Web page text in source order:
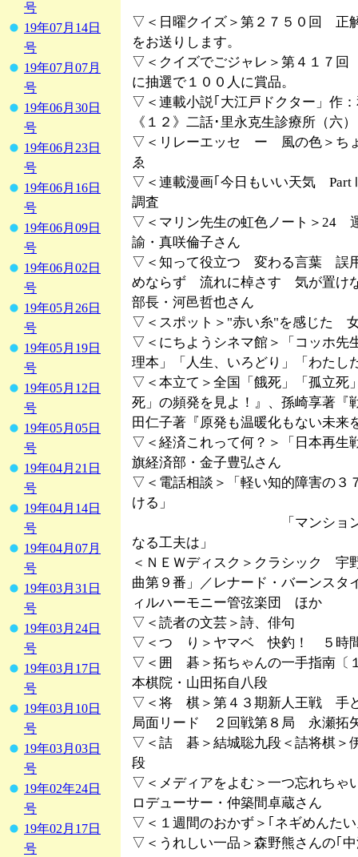
号
19年07月14日
号
19年07月07月
号
19年06月30日
号
19年06月23日
号
19年06月16日
号
19年06月09日
号
19年06月02日
号
19年05月26日
号
19年05月19日
号
19年05月12日
号
19年05月05日
号
19年04月21日
号
19年04月14日
号
19年04月07月
号
19年03月31日
号
19年03月24日
号
19年03月17日
号
19年03月10日
号
19年03月03日
号
19年02年24日
号
19年02月17日
号
▽＜日曜クイズ＞第２７５０回 正
をお送りします。
▽＜クイズでごジャレ＞第４１７
に抽選で１００人に賞品。
▽＜連載小説｢大江戸ドクター」作
《１２》二話･里永克生診療所（六）
▽＜リレーエッセ ー 風の色＞ち
ゑ
▽＜連載漫画｢今日もいい天気
調査
▽＜マリン先生の虹色ノート＞24
諭・真咲倫子さん
▽＜知って役立つ 変わる言葉 誤
めならず 流れに棹さす 気が置け
部長・河邑哲也さん
▽＜スポット＞"赤い糸"を感じた
▽＜にちようシネマ館＞「コッホ先
理本」「人生、いろどり」「わたし
▽＜本立て＞全国「餓死」「孤立死
死」の頻発を見よ！』、孫崎享著
田仁子著『原発も温暖化もない未来
▽＜経済これって何？＞「日本再
旗経済部・金子豊弘さん
▽＜電話相談＞「軽い知的障害の
ける」
「マンションでの防
なる工夫は」
＜ＮＥＷディスク＞クラシック 宇
曲第９番」／レナード・バーンスタ
ィルハーモニー管弦楽団 ほか
▽＜読者の文芸＞詩、俳句
▽＜つ り＞ヤマベ 快釣！ ５時
▽＜囲 碁＞拓ちゃんの一手指南〔
本棋院・山田拓自八段
▽＜将 棋＞第４３期新人王戦 手
局面リード ２回戦第８局 永瀬拓
▽＜詰 碁＞結城聡九段＜詰将棋＞
段
▽＜メディアをよむ＞一つ忘れち
ロデューサー・仲築間卓蔵さん
▽＜１週間のおかず＞｢ネギめんた
▽＜うれしい一品＞森野熊さんの｢